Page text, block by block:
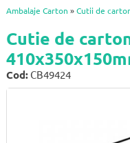
Ambalaje Carton » Cutii de
Cutie de
Cod: CB49424